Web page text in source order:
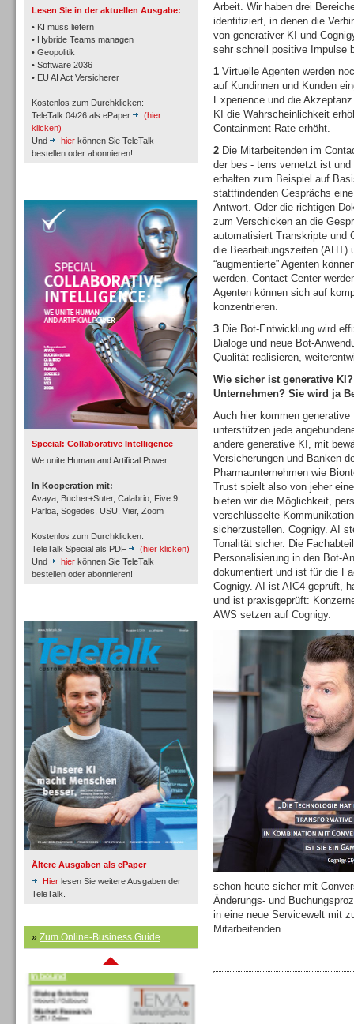
Lesen Sie in der aktuellen Ausgabe:
• KI muss liefern
• Hybride Teams managen
• Geopolitik
• Software 2036
• EU AI Act Versicherer
Kostenlos zum Durchklicken:
TeleTalk 04/26 als ePaper
(hier
klicken)
Und
hier können Sie TeleTalk
bestellen oder abonnieren!
Special: Collaborative Intelligence
We unite Human and Artifical Power.
In Kooperation mit:
Avaya, Bucher+Suter, Calabrio, Five 9,
Parloa, Sogedes, USU, Vier, Zoom
Kostenlos zum Durchklicken:
TeleTalk Special als PDF
(hier klicken)
Und
hier können Sie TeleTalk
bestellen oder abonnieren!
Ältere Ausgaben als ePaper
Hier lesen Sie weitere Ausgaben der
TeleTalk.
» Zum Online-Business Guide
Workforce-Management
Personal
Inbound
Inbound
Inbound
Arbeit. Wir haben drei
identifiziert, in denen die
von generativer KI und
sehr schnell positive Impulse
1 Virtuelle Agenten werden
auf Kundinnen und Kunden
Experience und die
KI die Wahrscheinlichkeit
Containment-Rate erhöht.
2 Die Mitarbeitenden im
der bes - tens vernetzt ist
erhalten zum Beispiel auf
stattfindenden Gesprächs
Antwort. Oder die richtigen
zum Verschicken an die
automatisiert Transkripte und
die Bearbeitungszeiten (AHT)
“augmentierte” Agenten
werden. Contact Center
Agenten können sich auf
konzentrieren.
3 Die Bot-Entwicklung wird
Dialoge und neue Bot-
Qualität realisieren,
Wie sicher ist generative
Unternehmen? Sie wird ja
Auch hier kommen
unterstützen jede
andere generative KI, mit
Versicherungen und Banken
Pharmaunternehmen wie
Trust spielt also von jeher
bieten wir die Möglichkeit,
verschlüsselte
sicherzustellen. Cognigy. AI
Tonalität sicher. Die
Personalisierung in den Bot-
dokumentiert und ist für die
Cognigy. AI ist AIC4-geprüft,
und ist praxisgeprüft:
AWS setzen auf Cognigy.
schon heute sicher mit
Änderungs- und
in eine neue Servicewelt mit
Mitarbeitenden.